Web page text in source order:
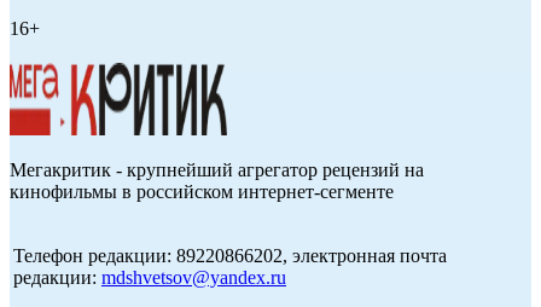
16+
Мегакритик - крупнейший агрегатор рецензий на
кинофильмы в российском интернет-сегменте
Телефон редакции: 89220866202, электронная почта
редакции: mdshvetsov@yandex.ru